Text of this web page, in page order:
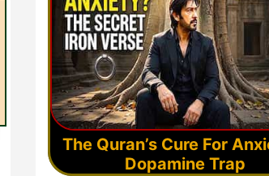
The Quran’s Cure For
Dopamine Trap